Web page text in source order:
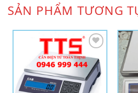
SẢN PHẨM TƯƠNG
Add to
Wishlist